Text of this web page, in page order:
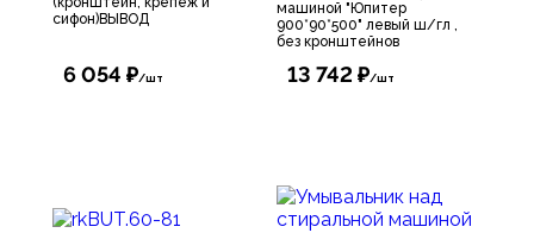
сифон)ВЫВОД
6 054 ₽/шт
машиной "Юпитер
900*90*500" левый ш/гл ,
без кронштейнов
13 742 ₽/шт